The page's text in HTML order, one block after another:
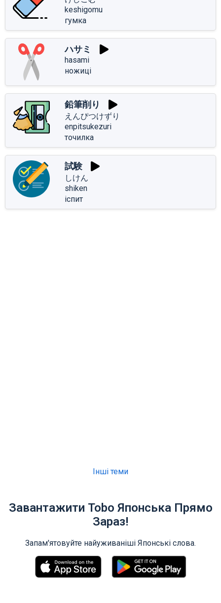
keshigomu
гумка
ハサミ
hasami
ножиці
鉛筆削り
えんぴつけずり
enpitsukezuri
точилка
試験
しけん
shiken
іспит
Інші теми
Завантажити Tobo Японська Прямо
Зараз!
Запам'ятовуйте найуживаніші Японські слова.